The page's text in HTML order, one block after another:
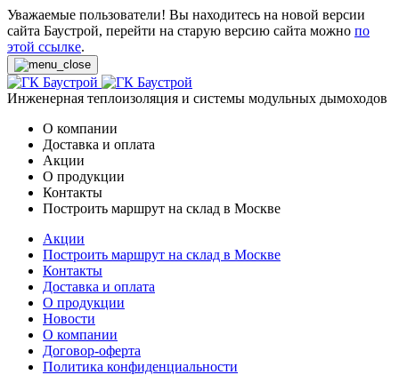
Уважаемые пользователи! Вы находитесь на новой версии
сайта Баустрой, перейти на старую версию сайта можно по
этой ссылке.
Инженерная теплоизоляция и системы модульных дымоходов
О компании
Доставка и оплата
Акции
О продукции
Контакты
Построить маршрут на склад в Москве
Акции
Построить маршрут на склад в Москве
Контакты
Доставка и оплата
О продукции
Новости
О компании
Договор-оферта
Политика конфиденциальности